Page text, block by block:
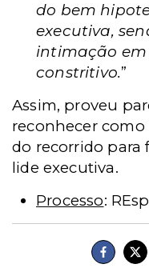
do bem
executiva,
intimação
constritivo.”
Assim, proveu
reconhecer como
do recorrido para
lide executiva.
Processo: REsp